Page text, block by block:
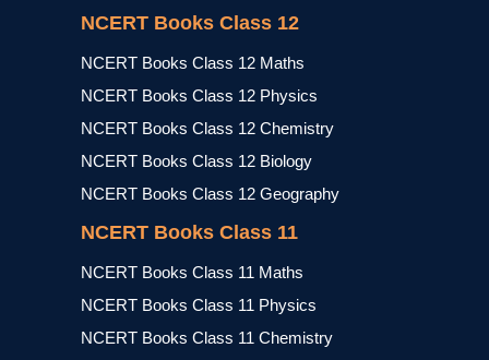
NCERT Books Class 12
NCERT Books Class 12 Maths
NCERT Books Class 12 Physics
NCERT Books Class 12 Chemistry
NCERT Books Class 12 Biology
NCERT Books Class 12 Geography
NCERT Books Class 11
NCERT Books Class 11 Maths
NCERT Books Class 11 Physics
NCERT Books Class 11 Chemistry